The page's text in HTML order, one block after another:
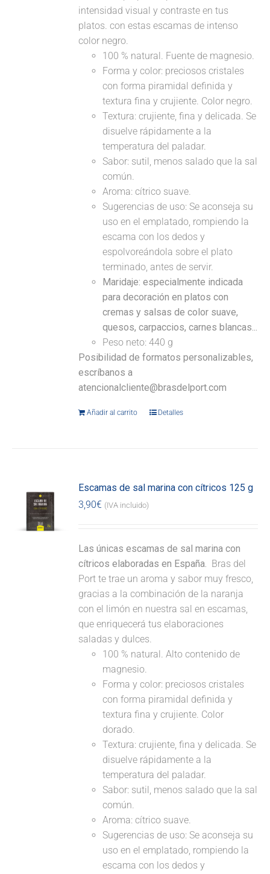
intensidad visual y contraste en tus
platos. con estas escamas de intenso
color negro.
100 % natural. Fuente de magnesio.
Forma y color: preciosos cristales
con forma piramidal definida y
textura fina y crujiente. Color negro.
Textura: crujiente, fina y delicada. Se
disuelve rápidamente a la
temperatura del paladar.
Sabor: sutil, menos salado que la sal
común.
Aroma: cítrico suave.
Sugerencias de uso: Se aconseja su
uso en el emplatado, rompiendo la
escama con los dedos y
espolvoreándola sobre el plato
terminado, antes de servir.
Maridaje: especialmente indicada
para decoración en platos con
cremas y salsas de color suave,
quesos, carpaccios, carnes blancas...
Peso neto: 440 g
Posibilidad de formatos personalizables,
escríbanos a
atencionalcliente@brasdelport.com
Añadir al carrito Detalles
Escamas de sal marina con cítricos 125 g
3,90€ (IVA incluido)
Las únicas escamas de sal marina con
cítricos elaboradas en España. Bras del
Port te trae un aroma y sabor muy fresco,
gracias a la combinación de la naranja
con el limón en nuestra sal en escamas,
que enriquecerá tus elaboraciones
saladas y dulces.
100 % natural. Alto contenido de
magnesio.
Forma y color: preciosos cristales
con forma piramidal definida y
textura fina y crujiente. Color
dorado.
Textura: crujiente, fina y delicada. Se
disuelve rápidamente a la
temperatura del paladar.
Sabor: sutil, menos salado que la sal
común.
Aroma: cítrico suave.
Sugerencias de uso: Se aconseja su
uso en el emplatado, rompiendo la
escama con los dedos y